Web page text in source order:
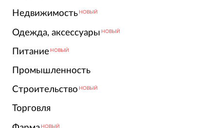
Недвижимость НОВЫЙ
Одежда, аксессуары НОВЫЙ
Питание НОВЫЙ
Промышленность
Строительство НОВЫЙ
Торговля
НОВЫЙ